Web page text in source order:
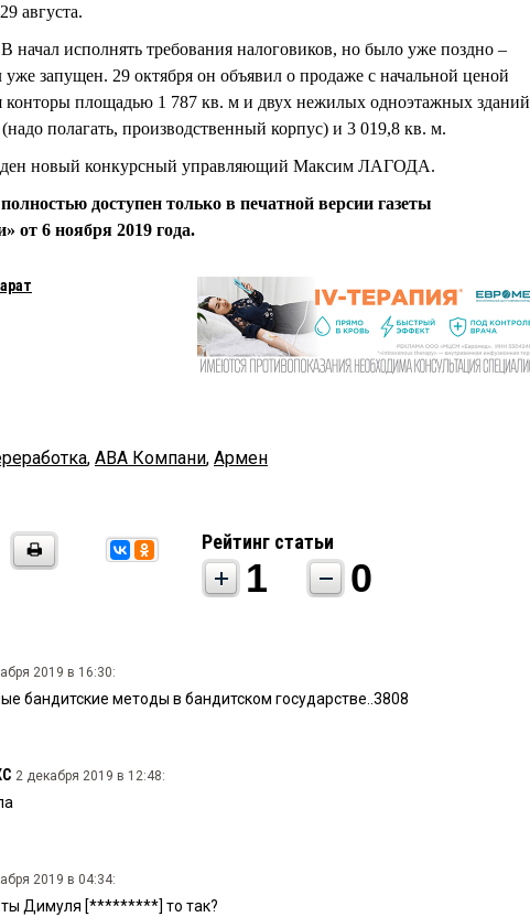
августа.
исполнять требования налоговиков, но было уже поздно –
запущен. 29 октября он объявил о продаже с начальной ценой
конторы площадью 1 787 кв. м и двух нежилых одноэтажных зданий
полагать, производственный корпус) и 3 019,8 кв. м.
новый конкурсный управляющий Максим ЛАГОДА.
доступен только в печатной версии газеты
от 6 ноября 2019 года.
, АВА Компани, Армен
Рейтинг статьи
1 0
2019 в 16:30:
бандитские методы в бандитском государстве..3808
2 декабря 2019 в 12:48:
2019 в 04:34:
ты Димуля [*********] то так?